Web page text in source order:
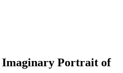
Portrait of